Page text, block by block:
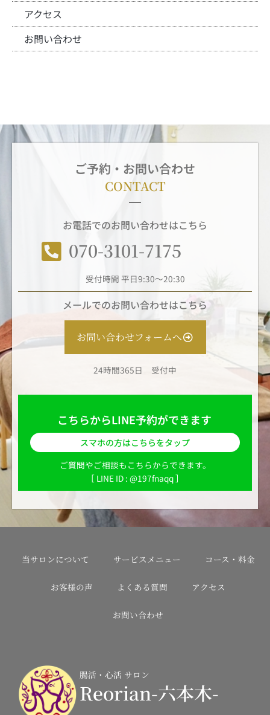
アクセス
お問い合わせ
ご予約・お問い合わせ
CONTACT
お電話でのお問い合わせはこちら
070-3101-7175
受付時間 平日9:30～20:30
メールでのお問い合わせはこちら
お問い合わせフォームへ
24時間365日 受付中
こちらからLINE予約ができます
スマホの方はこちらをタップ
ご質問やご相談もこちらからできます。
［ LINE ID : @197fnaqq ］
腸活・心活 サロン
Reorian-六本木-
当サロンについて サービスメニュー コース・料金
お客様の声 よくある質問 アクセス
お問い合わせ